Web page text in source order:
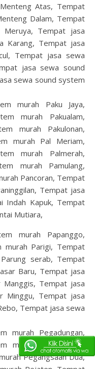
Atas, Tempat
Dalam, Tempat
Tempat jasa
Karang, Tempat jasa
Tempat jasa sewa
jasa sewa sound
sewa sound system
murah Paku Jaya,
murah Pakualam,
murah Pakulonan,
murah Pal Meriam,
murah Palmerah,
murah Pamulang,
Pancoran, Tempat
Tempat jasa
Indah Kapuk, Tempat
Mutiara,
murah Papanggo,
Parigi, Tempat
serab, Tempat
Baru, Tempat jasa
Tempat jasa
Minggu, Tempat jasa
Tempat jasa sewa
murah Pegadungan,
murah Pegangsaan,
Pegangsaan Dua,